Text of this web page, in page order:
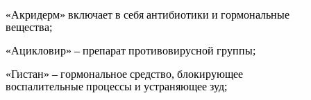
«Акридерм» включает в себя антибиотики и гормональные
вещества;
«Ацикловир» – препарат противовирусной группы;
«Гистан» – гормональное средство, блокирующее
воспалительные процессы и устраняющее зуд;